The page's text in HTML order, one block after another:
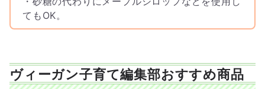
てもOK。
ヴィーガン子育て編集部おすすめ商品